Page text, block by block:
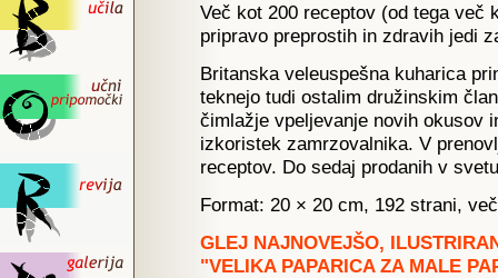
Več kot 200 receptov (od tega več
pripravo preprostih in zdravih jedi
Britanska veleuspešna kuharica
teknejo tudi ostalim družinskim
čimlažje vpeljevanje novih okusov
izkoristek zamrzovalnika. V
receptov. Do sedaj prodanih v
Format: 20 × 20 cm, 192 strani,
GLEJ NAJNOVEJŠO,
"VELIKA PAPARICA ZA MALE